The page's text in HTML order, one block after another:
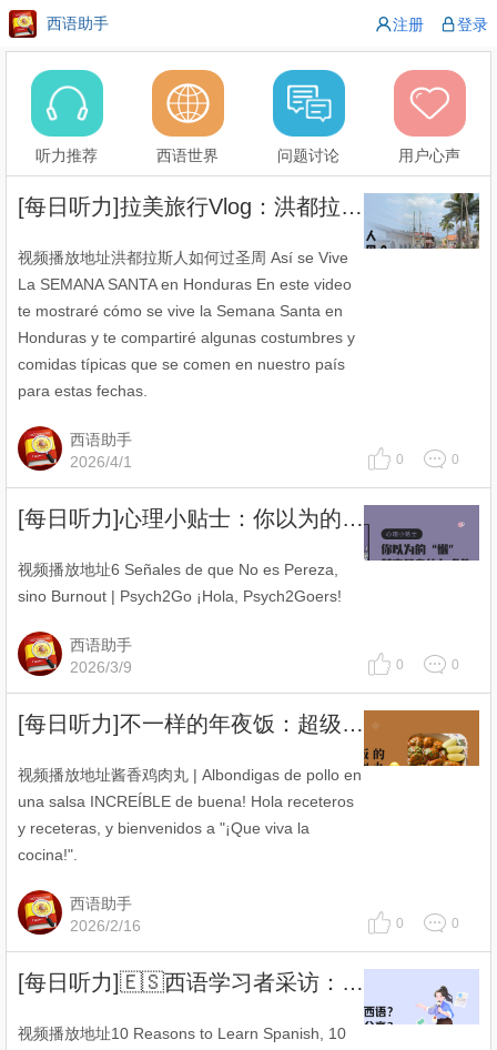
西语助手 注册 登录
听力推荐 西语世界 问题讨论 用户心声
[每日听力]拉美旅行Vlog：洪都拉斯人如何过圣周？
视频播放地址洪都拉斯人如何过圣周 Así se Vive
La SEMANA SANTA en Honduras En este video
te mostraré cómo se vive la Semana Santa en
Honduras y te compartiré algunas costumbres y
comidas típicas que se comen en nuestro país
para estas fechas.
西语助手
2026/4/1
0 0
[每日听力]心理小贴士：你以为的“懒”，其实是身体在求救
视频播放地址6 Señales de que No es Pereza,
sino Burnout | Psych2Go ¡Hola, Psych2Goers!
西语助手
2026/3/9
0 0
[每日听力]不一样的年夜饭：超级下饭的酱香鸡肉丸😋
视频播放地址酱香鸡肉丸 | Albondigas de pollo en
una salsa INCREÍBLE de buena! Hola receteros
y receteras, y bienvenidos a "¡Que viva la
cocina!".
西语助手
2026/2/16
0 0
[每日听力]🇪🇸西语学习者采访：你为什么学西班牙语？
视频播放地址10 Reasons to Learn Spanish, 10